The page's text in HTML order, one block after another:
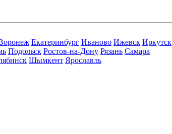
Екатеринбург Иваново Ижевск Иркутск
Подольск Ростов-на-Дону Рязань Самара
Шымкент Ярославль